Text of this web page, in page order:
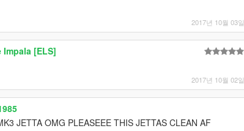
2017년 10월 03일
Impala [ELS]
2017년 10월 02일
JETTA OMG PLEASEEE THIS JETTAS CLEAN AF